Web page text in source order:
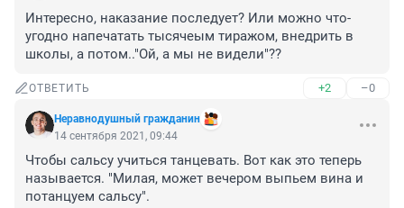
Интересно, наказание последует? Или можно что-
угодно напечатать тысячеым тиражом, внедрить в
школы, а потом.."Ой, а мы не видели"??
ОТВЕТИТЬ +2 –0
Неравнодушный гражданин
14 сентября 2021, 09:44
Чтобы сальсу учиться танцевать. Вот как это теперь
называется. "Милая, может вечером выпьем вина и
потанцуем сальсу".